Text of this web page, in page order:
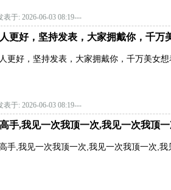
表于: 2026-06-03 08:19---
更好，坚持发表，大家拥戴你，千万
更好，坚持发表，大家拥戴你，千万美女
表于: 2026-06-03 08:19---
手,我见一次我顶一次,我见一次我顶
手,我见一次我顶一次,我见一次我顶一次,我